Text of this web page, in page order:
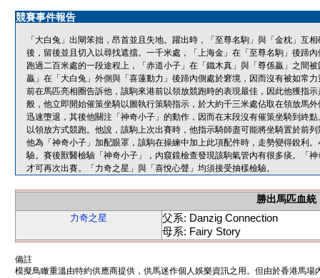
競賽事件報告
「大白兔」出閘笨拙，昂首並且失地。躍出時，「至尊名駒」與「金枕」互
後，留後並且切入以尋找遮擋。一千米處，「上海金」在「至尊名駒」後蹄
跑過二百米處的一段途程上，「赤道小子」在「鐵木真」與「尊係贏」之間
贏」在「大白兔」外側與「喜蓮動力」後蹄內側處於窘境，因而沒有被如常
前在馬匹亮相圈告訴他，該駒來港前以領放競跑時的表現最佳，因此他獲指
般，他立即開始催策坐騎以圖執行策騎指示，於大約千三米處佔取在領放馬
迅速墮退，其後他關注「神奇小子」的動作，因而在末段沒有催策坐騎到終
以領放方式競跑。他說，該駒上次出賽時，他指示騎師盡可能將坐騎置於前
他為「神奇小子」加配眼罩，該駒在操練中加上此項配件時，走勢變得銳利
驗。賽後獸醫檢驗「神奇小子」，內窺鏡檢查發現該駒氣管內有很多痰。「
才可再次出賽。「力奇之星」與「喜悅心聲」均須接受抽樣檢驗。
勝出馬匹血統
力奇之星
父系: Danzig Connection
母系: Fairy Story
備註
模擬鳥瞰重溫由特約供應商提供，供馬迷作個人娛樂資訊之用。但由於香港馬